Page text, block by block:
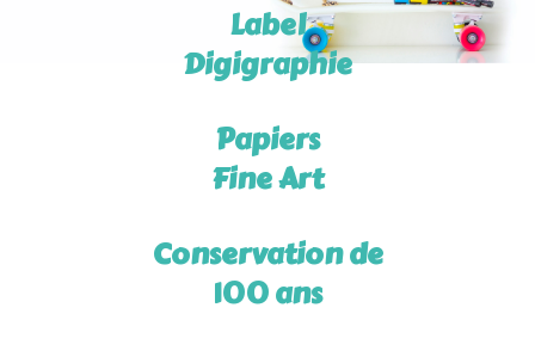
Label
Digigraphie
Papiers
Fine Art
Conservation de
100 ans